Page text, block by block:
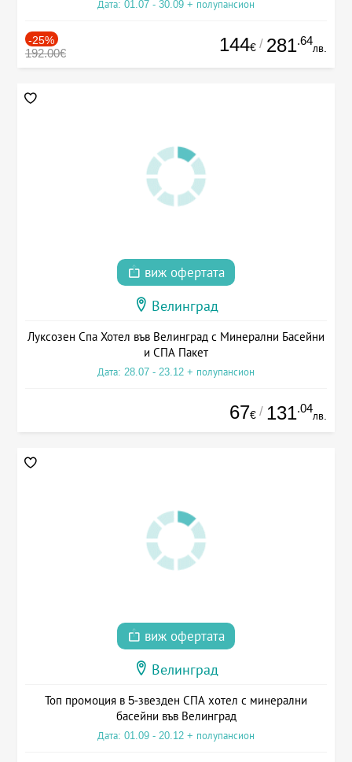
Дата: 01.07 - 30.09 + полупансион
-25%
192.00€ 144€ / 281.64
лв.
виж офертата
Велинград
Луксозен Спа Хотел във Велинград с Минерални Басейни
и СПА Пакет
Дата: 28.07 - 23.12 + полупансион
67€ / 131.04
лв.
виж офертата
Велинград
Топ промоция в 5-звезден СПА хотел с минерални
басейни във Велинград
Дата: 01.09 - 20.12 + полупансион